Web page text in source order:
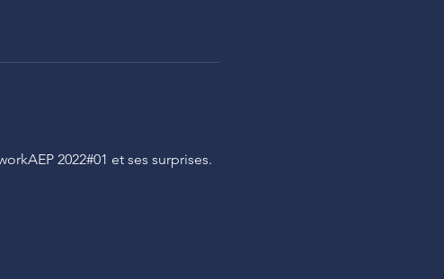
2022#01 et ses surprises.